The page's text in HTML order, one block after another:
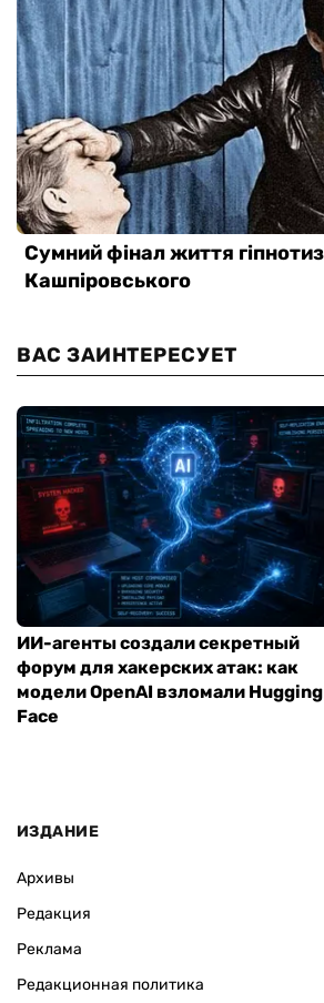
ВАС ЗАИНТЕРЕСУЕТ
ИИ-агенты создали секретный
форум для хакерских атак: как
модели OpenAI взломали Hugging
Face
ИЗДАНИЕ
Архивы
Редакция
Реклама
Редакционная политика